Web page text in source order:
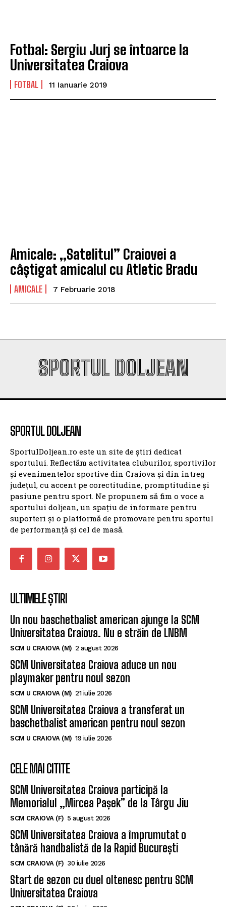
Fotbal: Sergiu Jurj se întoarce la
Universitatea Craiova
FOTBAL 11 Ianuarie 2019
Amicale: „Satelitul” Craiovei a
câștigat amicalul cu Atletic Bradu
AMICALE 7 Februarie 2018
SPORTUL DOLJEAN
SPORTUL DOLJEAN
SportulDoljean.ro este un site de știri dedicat
sportului. Reflectăm activitatea cluburilor, sportivilor
și evenimentelor sportive din Craiova și din întreg
județul, cu accent pe corectitudine, promptitudine și
pasiune pentru sport. Ne propunem să fim o voce a
sportului doljean, un spațiu de informare pentru
suporteri și o platformă de promovare pentru sportul
de performanță și cel de masă.
ULTIMELE ȘTIRI
Un nou baschetbalist american ajunge la SCM
Universitatea Craiova. Nu e străin de LNBM
SCM U CRAIOVA (M) 2 august 2026
SCM Universitatea Craiova aduce un nou
playmaker pentru noul sezon
SCM U CRAIOVA (M) 21 iulie 2026
SCM Universitatea Craiova a transferat un
baschetbalist american pentru noul sezon
SCM U CRAIOVA (M) 19 iulie 2026
CELE MAI CITITE
SCM Universitatea Craiova participă la
Memorialul „Mircea Pașek” de la Târgu Jiu
SCM CRAIOVA (F) 5 august 2026
SCM Universitatea Craiova a împrumutat o
tânără handbalistă de la Rapid București
SCM CRAIOVA (F) 30 iulie 2026
Start de sezon cu duel oltenesc pentru SCM
Universitatea Craiova